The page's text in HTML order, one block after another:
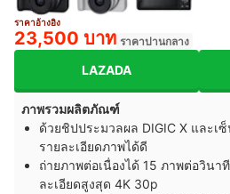
ราคาอ้างอิง
23,500 บาท ราคาปานกลาง
LAZADA
ภาพรวมผลิตภัณฑ์
ด้วยชิปประมวลผล DIGIC X และเซ็
รายละเอียดภาพได้ดี
ถ่ายภาพต่อเนื่องได้ 15 ภาพต่อวินา
ละเอียดสูงสุด 4K 30p